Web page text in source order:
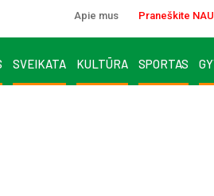
Apie mus Praneškite
SVEIKATA KULTŪRA SPORTAS